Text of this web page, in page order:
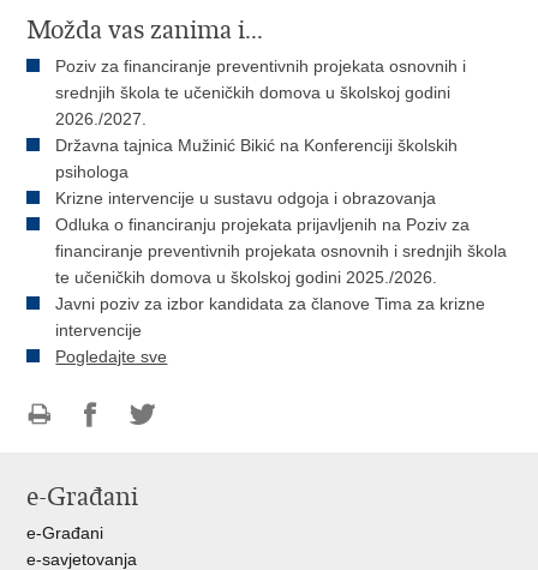
Možda vas zanima i...
Poziv za financiranje preventivnih projekata osnovnih i
srednjih škola te učeničkih domova u školskoj godini
2026./2027.
Državna tajnica Mužinić Bikić na Konferenciji školskih
psihologa
Krizne intervencije u sustavu odgoja i obrazovanja
Odluka o financiranju projekata prijavljenih na Poziv za
financiranje preventivnih projekata osnovnih i srednjih škola
te učeničkih domova u školskoj godini 2025./2026.
Javni poziv za izbor kandidata za članove Tima za krizne
intervencije
Pogledajte sve
FacebookuTwitteru
e-Građani
e-Građani
e-savjetovanja